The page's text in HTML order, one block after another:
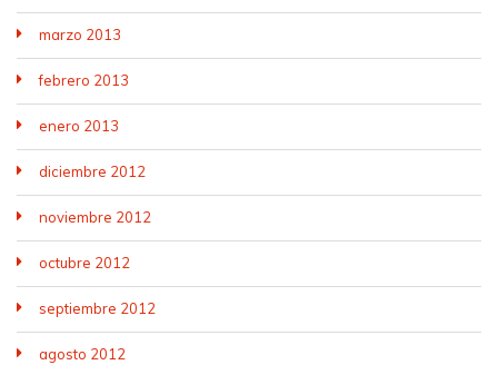
marzo 2013
febrero 2013
enero 2013
diciembre 2012
noviembre 2012
octubre 2012
septiembre 2012
agosto 2012